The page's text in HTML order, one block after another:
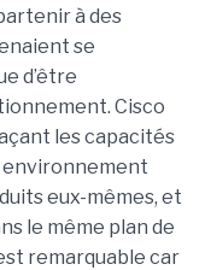
à des
se
d’être
Cisco
les capacités
environnement
eux-mêmes, et
le même plan de
remarquable car